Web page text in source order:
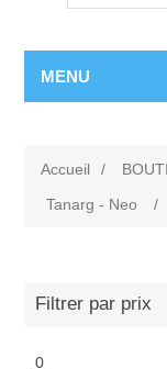
MENU
Accueil /
Tanarg - Neo
/
Filtrer par prix
0